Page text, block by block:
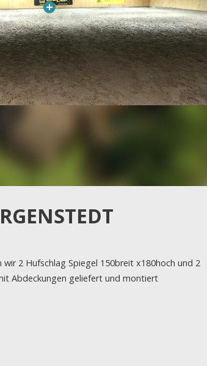
2 Hufschlag Spiegel 150breit x180hoch und 2
Abdeckungen geliefert und montiert